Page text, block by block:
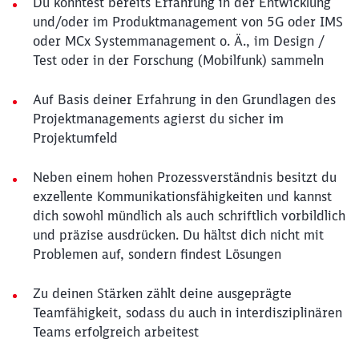
und/oder im Produktmanagement von 5G oder IMS
oder MCx Systemmanagement o. Ä., im Design /
Test oder in der Forschung (Mobilfunk) sammeln
Auf Basis deiner Erfahrung in den Grundlagen des
Projektmanagements agierst du sicher im
Projektumfeld
Neben einem hohen Prozessverständnis besitzt du
exzellente Kommunikationsfähigkeiten und kannst
dich sowohl mündlich als auch schriftlich vorbildlich
und präzise ausdrücken. Du hältst dich nicht mit
Problemen auf, sondern findest Lösungen
Zu deinen Stärken zählt deine ausgeprägte
Teamfähigkeit, sodass du auch in interdisziplinären
Teams erfolgreich arbeitest